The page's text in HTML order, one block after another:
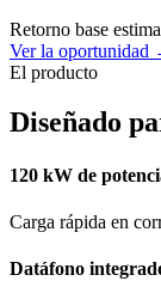
Retorno base
Ver la oportunidad
El producto
Diseñado
120 kW de
Carga rápida en
Datáfono